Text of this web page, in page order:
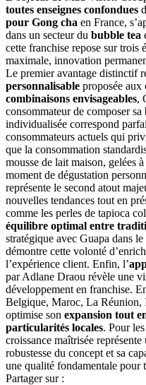
toutes enseignes confondues
pour Gong cha en France,
dans un secteur du bubble tea
cette franchise repose sur trois
maximale, innovation
Le premier avantage distinctif
personnalisable proposée aux
combinaisons envisageables,
consommateur de composer
individualisée correspond
consommateurs actuels qui
que la consommation
mousse de lait maison, gelées
moment de dégustation
représente le second atout
nouvelles tendances tout en
comme les perles de tapioca
équilibre optimal entre
stratégique avec Guapa dans
démontre cette volonté
l’expérience client. Enfin, l’
par Adlane Draou révèle une
développement en franchise.
Belgique, Maroc, La
optimise son expansion tout
particularités locales. Pour
croissance maîtrisée
robustesse du concept et sa
une qualité fondamentale pour
Partager sur :